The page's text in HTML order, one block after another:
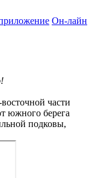
Он-лайн
части
южного берега
подковы,